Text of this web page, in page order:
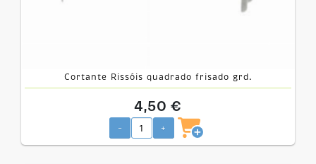
Cortante Rissóis quadrado frisado grd.
4,50 €
- +